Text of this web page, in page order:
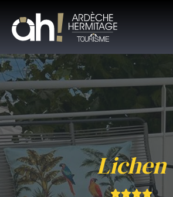
Lichen